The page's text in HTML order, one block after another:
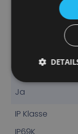
Kijkhoek
Ja
IP Klasse